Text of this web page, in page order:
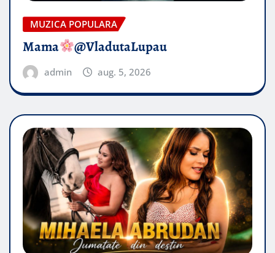
MUZICA POPULARA
Mama @VladutaLupau
admin aug. 5, 2026